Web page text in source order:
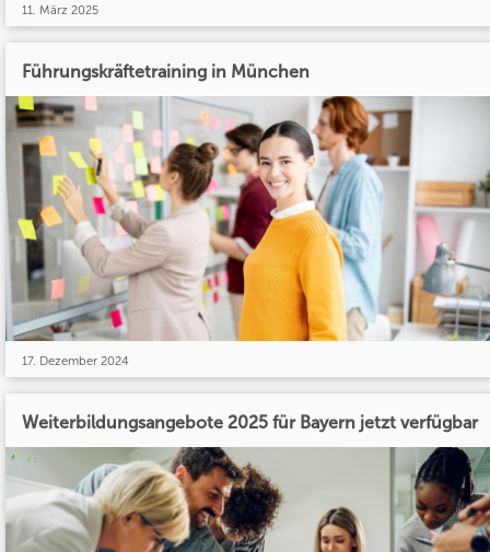
11. März 2025
Führungskräftetraining in München
17. Dezember 2024
Weiterbildungsangebote 2025 für Bayern jetzt verfügbar